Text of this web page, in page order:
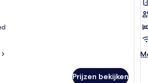
Prijzen bekijken